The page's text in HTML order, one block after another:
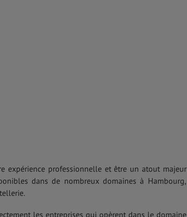
expérience professionnelle et être un atout majeur
dans de nombreux domaines à Hambourg,
les entreprises qui opèrent dans le domaine